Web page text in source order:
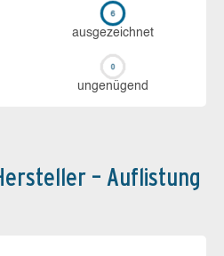
aus­ge­zeich­net
un­ge­nü­gend
– Auflistung